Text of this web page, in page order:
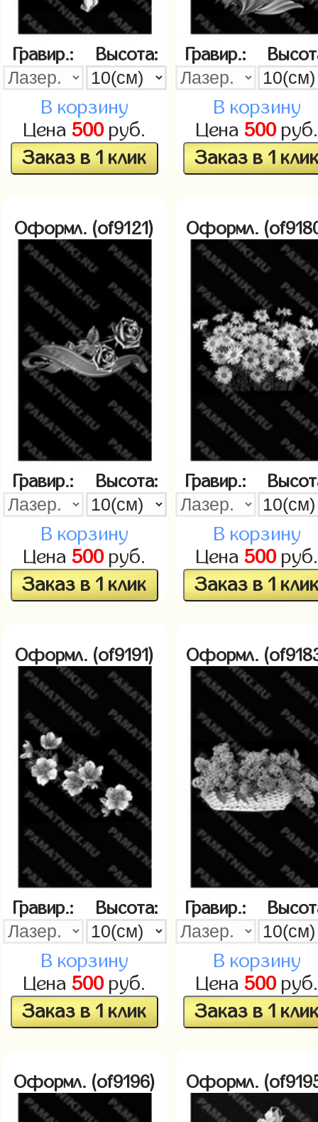
Гравир.: Высота:
В корзину
Цена 500руб.
Заказ в 1 клик
Гравир.:
В корзину
Цена 500руб.
Заказ в 1
Оформл. (of9121)
Гравир.: Высота:
В корзину
Цена 500руб.
Заказ в 1 клик
Оформл.
Гравир.:
В корзину
Цена 500руб.
Заказ в 1
Оформл. (of9191)
Гравир.: Высота:
В корзину
Цена 500руб.
Заказ в 1 клик
Оформл.
Гравир.:
В корзину
Цена 500руб.
Заказ в 1
Оформл. (of9196) Оформл.